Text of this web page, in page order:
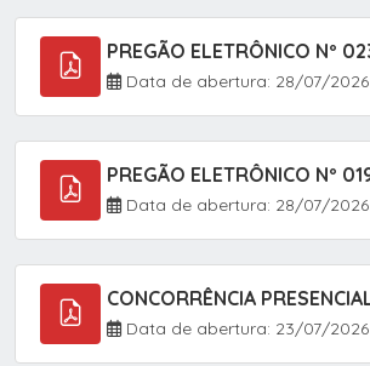
Data de abertura: 28/07/2026
Data de abertura: 28/07/2026
Data de abertura: 23/07/2026